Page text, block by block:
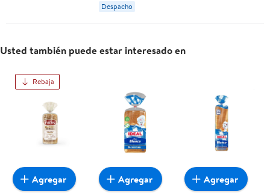
Despacho
Usted también puede estar interesado en
Rebaja
Agregar Agregar Agregar